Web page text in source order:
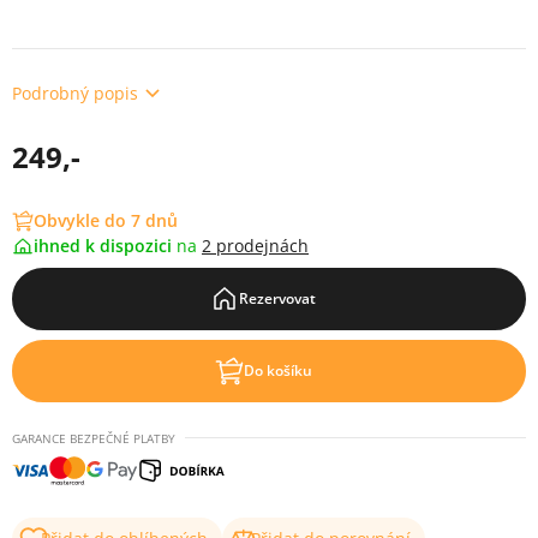
Podrobný popis
249,-
Obvykle do 7 dnů
ihned k dispozici na 2 prodejnách
Rezervovat
Do košíku
GARANCE BEZPEČNÉ PLATBY